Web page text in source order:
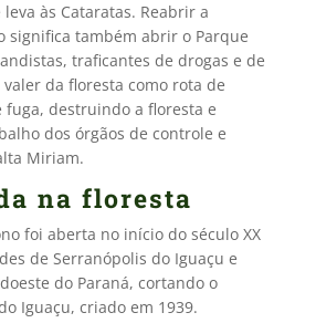
às Cataratas. Reabrir a
significa também abrir o Parque
traficantes de drogas e de
da floresta como rota de
fuga, destruindo a floresta e
dos órgãos de controle e
Miriam.
na floresta
foi aberta no início do século XX
de Serranópolis do Iguaçu e
do Paraná, cortando o
Iguaçu, criado em 1939.